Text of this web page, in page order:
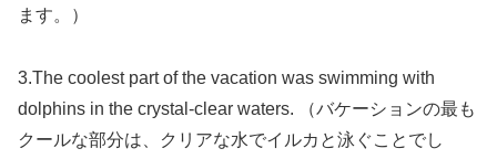
ます。）
3.The coolest part of the vacation was swimming with
dolphins in the crystal-clear waters. （バケーションの最も
クールな部分は、クリアな水でイルカと泳ぐことでし